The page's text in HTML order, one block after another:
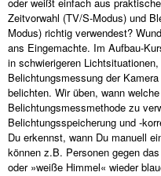
oder weißt einfach aus
Zeitvorwahl (TV/S-Modus) und
Modus) richtig verwendest?
ans Eingemachte. Im Aufbau-
in schwierigeren
Belichtungsmessung der
belichten. Wir üben, wann welche
Belichtungsmessmethode zu
Belichtungsspeicherung und -
Du erkennst, wann Du manuell
können z.B. Personen gegen
oder »weiße Himmel« wieder